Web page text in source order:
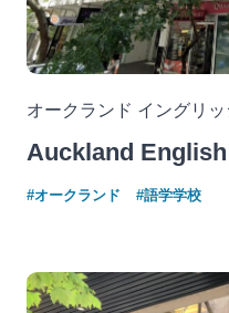
オークランド イングリ
Auckland
#オークランド #語学学校